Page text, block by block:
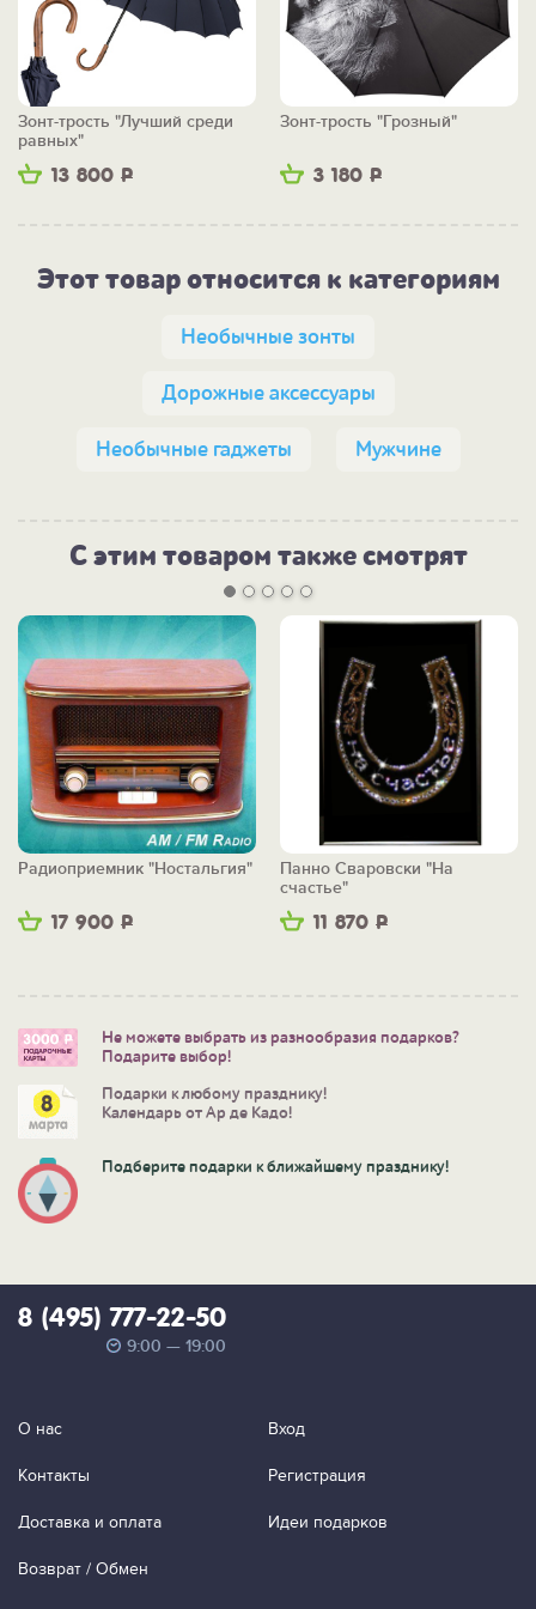
13 800 Р
Зонт-трость "Лучший среди
равных"
3 180 Р
Зонт-трость "Грозный"
Этот товар относится к категориям
Необычные зонты
Дорожные аксессуары
Необычные гаджеты Мужчине
С этим товаром также смотрят
17 900 Р
Радиоприемник "Ностальгия"
11 870 Р
Панно Сваровски "На
счастье"
Не можете выбрать из разнообразия подарков?
Подарите выбор!
Подарки к любому празднику!
Календарь от Ар де Кадо!
Подберите подарки к ближайшему празднику!
8 (495) 777-22-50
9:00 — 19:00
О нас
Контакты
Доставка и оплата
Возврат / Обмен
Вход
Регистрация
Идеи подарков